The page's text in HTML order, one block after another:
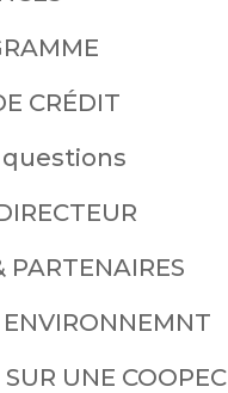
CRÉDIT
questions
PARTENAIRES
UNE COOPEC